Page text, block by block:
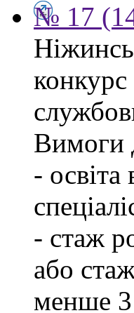
№ 17
Вимоги
- освіта
- стаж
або
менше 3